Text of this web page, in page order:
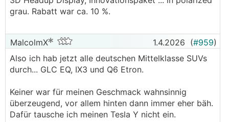
grau. Rabatt war ca. 10 %.
MalcolmX 1.4.2026 (#959)
Also ich hab jetzt alle deutschen Mittelklasse SUVs
durch... GLC EQ, IX3 und Q6 Etron.
Keiner war für meinen Geschmack wahnsinnig
überzeugend, vor allem hinten dann immer eher bäh.
Dafür tausche ich meinen Tesla Y nicht ein.